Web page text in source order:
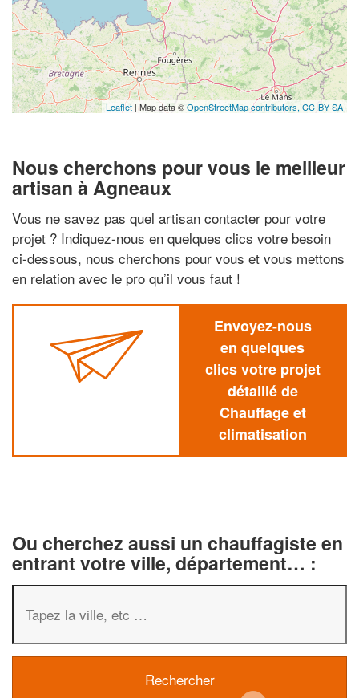
Leaflet | Map data ©OpenStreetMap contributors, CC-BY-SA
Nous cherchons pour vous le meilleur
artisan à Agneaux
Vous ne savez pas quel artisan contacter pour votre
projet ? Indiquez-nous en quelques clics votre besoin
ci-dessous, nous cherchons pour vous et vous mettons
en relation avec le pro qu’il vous faut !
Envoyez-nous
en quelques
clics votre projet
détaillé de
Chauffage et
climatisation
Ou cherchez aussi un chauffagiste en
entrant votre ville, département… :